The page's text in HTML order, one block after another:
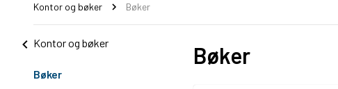
Kontor og bøker Bøker
Kontor og bøker
Bøker
Bøker